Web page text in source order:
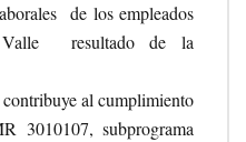
de los empleados
resultado de la
al cumplimiento
3010107, subprograma